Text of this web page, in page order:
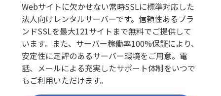
Webサイトに欠かせない常時SSLに標準対応した
法人向けレンタルサーバーです。信頼性あるブラ
ンドSSLを最大121サイトまで無料でご提供して
います。また、サーバー稼働率100%保証により、
安定性に定評のあるサーバー環境をご用意。電
話、メールによる充実したサポート体制をいつで
もご利用いただけます。